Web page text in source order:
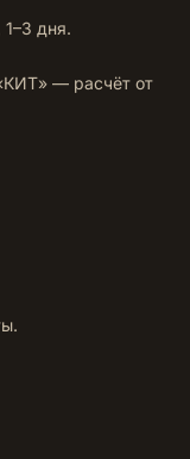
дня.
— расчёт от